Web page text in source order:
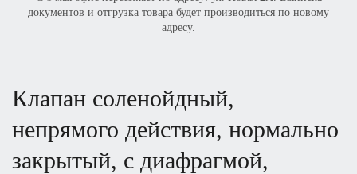
документов и отгрузка товара будет производиться по новому
адресу.
клапан соленойдный,
непрямого действия, нормально
закрытый, с диафрагмой,